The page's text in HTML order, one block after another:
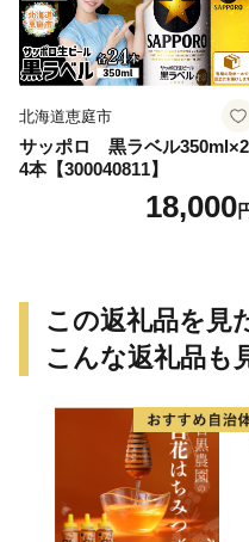
北海道恵庭市
サッポロ 黒ラベル350ml×2
4本【300040811】
18,000
この返礼品を見
こんな返礼品も